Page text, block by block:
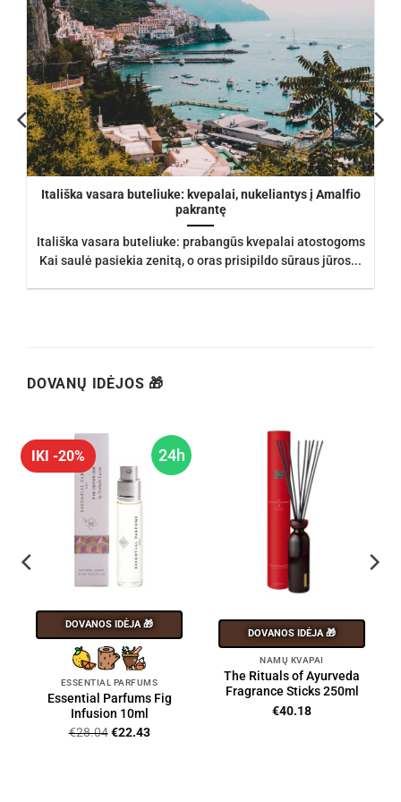
Itališka vasara buteliuke: kvepalai, nukeliantys į Amalfio
pakrantę
Itališka vasara buteliuke: prabangūs kvepalai atostogoms
Kai saulė pasiekia zenitą, o oras prisipildo sūraus jūros...
DOVANŲ IDĖJOS 🎁
24h
IKI -20%
DOVANOS IDĖJA 🎁
ESSENTIAL PARFUMS
Essential Parfums Fig
Infusion 10ml
€28.04 Original
€22.43Current
DOVANOS IDĖJA 🎁
NAMŲ KVAPAI
The Rituals of Ayurveda
Fragrance Sticks 250ml
€40.18